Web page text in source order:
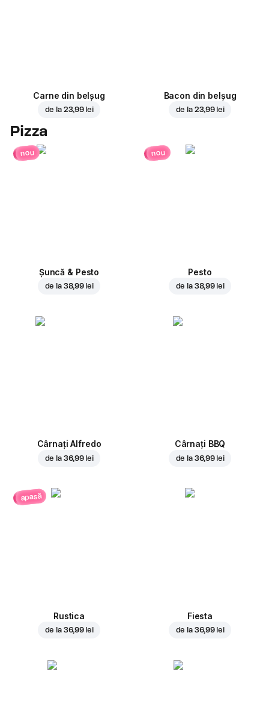
Carne din belșug
de la 23,99 lei
Bacon din belșug
de la 23,99 lei
Pizza
nou
Șuncă & Pesto
de la 38,99 lei
nou
Pesto
de la 38,99 lei
Cârnați Alfredo
de la 36,99 lei
Cârnați BBQ
de la 36,99 lei
apasă
Rustica
de la 36,99 lei
Fiesta
de la 36,99 lei